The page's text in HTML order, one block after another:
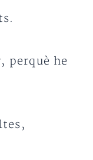
perquè he